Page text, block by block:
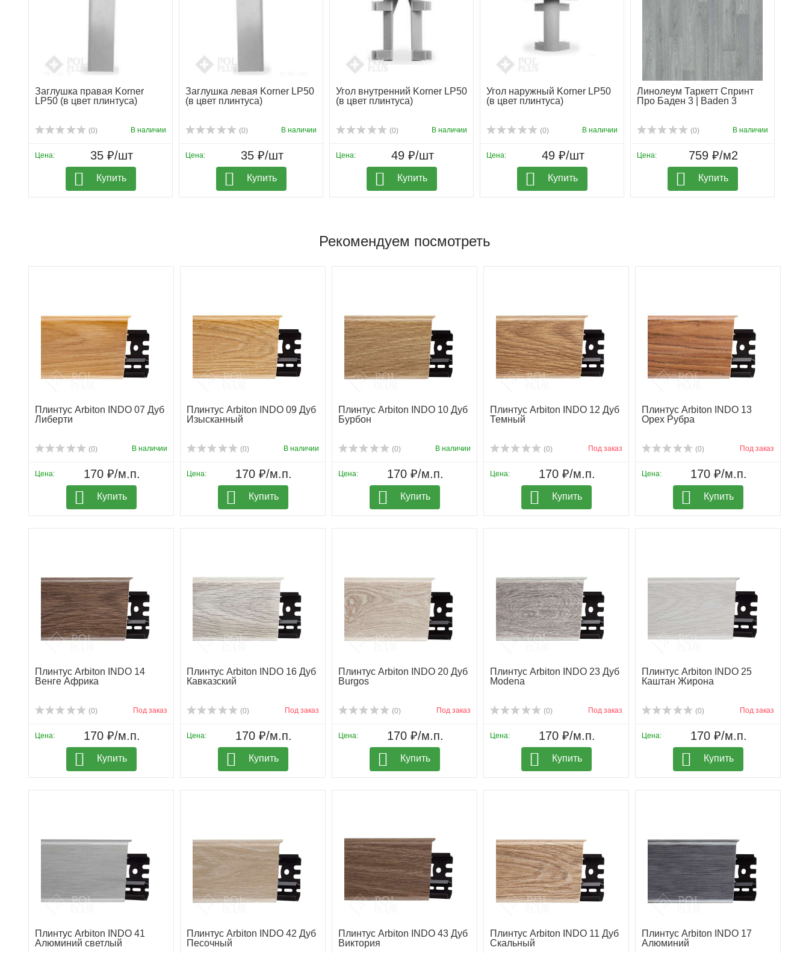
Заглушка правая Korner
LP50 (в цвет плинтуса)
(0) В наличии
Цена: 35 ₽/шт
Купить
Заглушка левая Korner LP50
(в цвет плинтуса)
(0) В наличии
Цена: 35 ₽/шт
Купить
Угол внутренний Korner LP50
(в цвет плинтуса)
(0) В наличии
Цена: 49 ₽/шт
Купить
Угол наружный Korner LP50
(в цвет плинтуса)
(0) В наличии
Цена: 49 ₽/шт
Купить
Линолеум Таркетт Спринт
Про Баден 3 | Baden 3
(0) В наличии
Цена: 759 ₽/м2
Купить
Рекомендуем посмотреть
Плинтус Arbiton INDO 07 Дуб
Либерти
(0) В наличии
Цена: 170 ₽/м.п.
Купить
Плинтус Arbiton INDO 09 Дуб
Изысканный
(0) В наличии
Цена: 170 ₽/м.п.
Купить
Плинтус Arbiton INDO 10 Дуб
Бурбон
(0) В наличии
Цена: 170 ₽/м.п.
Купить
Плинтус Arbiton INDO 12 Дуб
Темный
(0) Под заказ
Цена: 170 ₽/м.п.
Купить
Плинтус Arbiton INDO 13
Орех Рубра
(0) Под заказ
Цена: 170 ₽/м.п.
Купить
Плинтус Arbiton INDO 14
Венге Африка
(0) Под заказ
Цена: 170 ₽/м.п.
Купить
Плинтус Arbiton INDO 16 Дуб
Кавказский
(0) Под заказ
Цена: 170 ₽/м.п.
Купить
Плинтус Arbiton INDO 20 Дуб
Burgos
(0) Под заказ
Цена: 170 ₽/м.п.
Купить
Плинтус Arbiton INDO 23 Дуб
Modena
(0) Под заказ
Цена: 170 ₽/м.п.
Купить
Плинтус Arbiton INDO 25
Каштан Жирона
(0) Под заказ
Цена: 170 ₽/м.п.
Купить
Плинтус Arbiton INDO 41
Алюминий светлый
Плинтус Arbiton INDO 42 Дуб
Песочный
Плинтус Arbiton INDO 43 Дуб
Виктория
Плинтус Arbiton INDO 11 Дуб
Скальный
Плинтус Arbiton INDO 17
Алюминий